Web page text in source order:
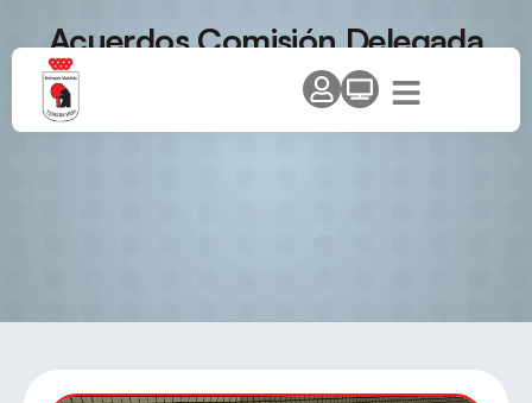
Acuerdos Comisión Delegada